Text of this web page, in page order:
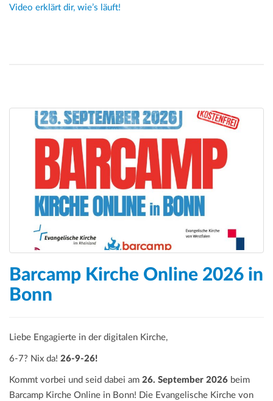
Video erklärt dir, wie’s läuft!
Barcamp Kirche Online 2026 in
Bonn
Liebe Engagierte in der digitalen Kirche,
6-7? Nix da! 26-9-26!
Kommt vorbei und seid dabei am 26. September 2026 beim
Barcamp Kirche Online in Bonn! Die Evangelische Kirche von